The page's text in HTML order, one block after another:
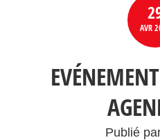
AVR
Publié